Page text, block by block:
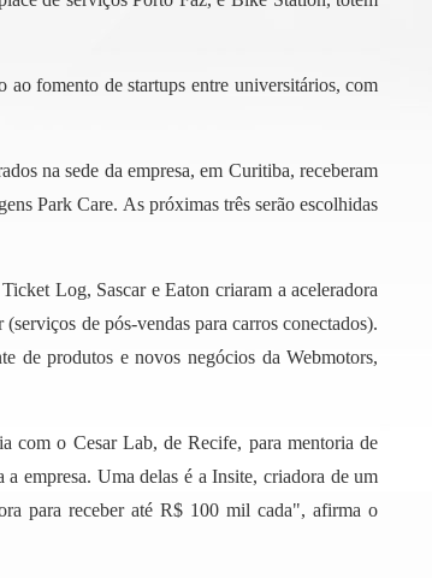
fomento de startups entre universitários, com
na sede da empresa, em Curitiba, receberam
Park Care. As próximas três serão escolhidas
Log, Sascar e Eaton criaram a aceleradora
de pós-vendas para carros conectados).
de produtos e novos negócios da Webmotors,
com o Cesar Lab, de Recife, para mentoria de
empresa. Uma delas é a Insite, criadora de um
para receber até R$ 100 mil cada", afirma o